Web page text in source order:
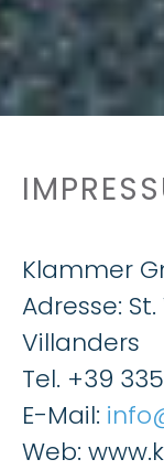
Klammer
Adresse:
Villanders
Tel. +39
E-Mail:
Web: